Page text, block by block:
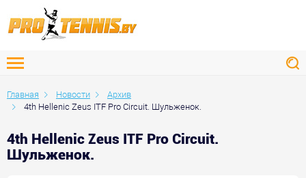
Главная Новости
Архив
4th Hellenic Zeus ITF Pro Circuit. Шульженок.
4th Hellenic Zeus ITF Pro Circuit.
Шульженок.